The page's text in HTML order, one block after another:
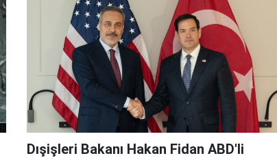
Dışişleri Bakanı Hakan Fidan ABD'li